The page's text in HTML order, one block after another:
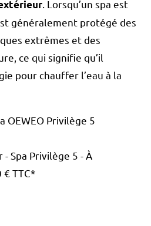
. Lorsqu’un spa est
généralement protégé des
extrêmes et des
ce qui signifie qu’il
pour chauffer l’eau à la
Spa Privilège 5 - À
€ TTC*